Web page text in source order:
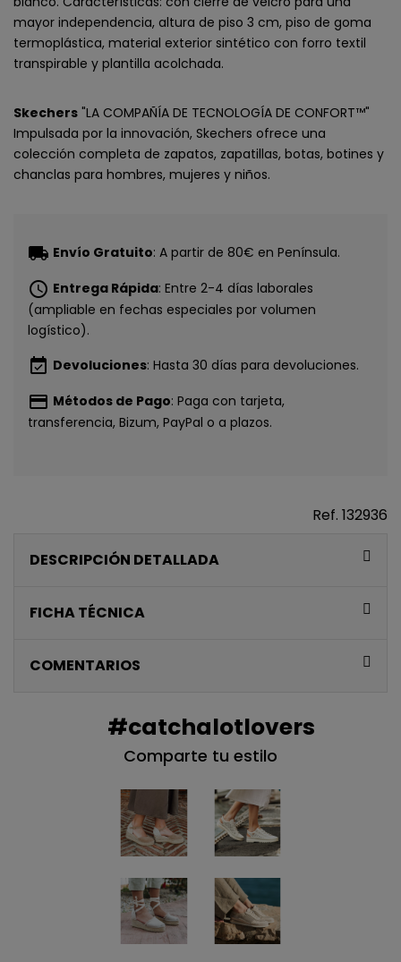
mayor independencia, altura de piso 3 cm, piso de goma
termoplástica, material exterior sintético con forro textil
transpirable y plantilla acolchada.
Skechers "LA COMPAÑÍA DE TECNOLOGÍA DE CONFORT™"
Impulsada por la innovación, Skechers ofrece una
colección completa de zapatos, zapatillas, botas, botines y
chanclas para hombres, mujeres y niños.
local_shipping Envío Gratuito: A partir de 80€ en Península.
schedule Entrega Rápida: Entre 2-4 días laborales
(ampliable en fechas especiales por volumen
logístico).
event_available Devoluciones: Hasta 30 días para devoluciones.
payment Métodos de Pago: Paga con tarjeta,
transferencia, Bizum, PayPal o a plazos.
Ref. 132936
DESCRIPCIÓN DETALLADA
FICHA TÉCNICA
COMENTARIOS
#catchalotlovers
Comparte tu estilo
5€ GRATIS
EN TU PRIMERA
para tu primera compra* (en pedidos de 80€ o más)
Además, acceso anticipado a lanzamientos y
Email